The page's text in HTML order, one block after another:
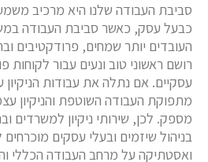
סביבת העבודה שלנו היא מרכיב
כבעל עסק, כאשר סביבת העבודה
העובדים יותר שמחים, פרודקטיבים
רושם ראשוני טוב ונעים עבור לקוחות
עסקיים. אם נתלה את עבודות הניקיון
מתפוקת העבודה השוטפת והניקיון
מספק. לכן, שירותי ניקיון למשרדים
בניהול שיזמים ובעלי עסקים מוכרחים
ואסטתיקה על מרחב העבודה הכללי